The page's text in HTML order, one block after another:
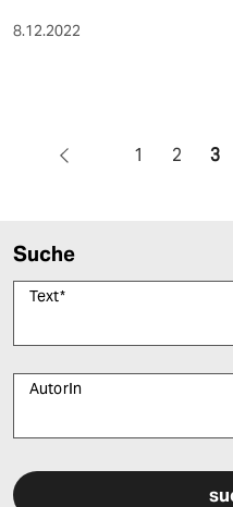
8.12.2022
1 2 3
Suche
Text*
AutorIn